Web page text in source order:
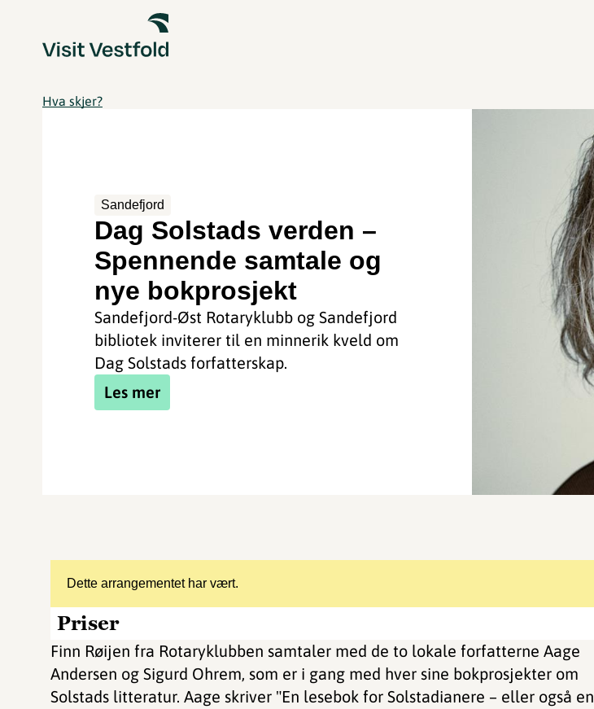
Hva skjer?
Sandefjord
Dag Solstads verden –
Spennende samtale og
nye bokprosjekt
Sandefjord-Øst Rotaryklubb og Sandefjord
bibliotek inviterer til en minnerik kveld om
Dag Solstads forfatterskap.
Les mer
Dette arrangementet har vært.
Priser
Finn Røijen fra Rotaryklubben samtaler med de to lokale forfatterne Aage
Andersen og Sigurd Ohrem, som er i gang med hver sine bokprosjekter om
Solstads litteratur. Aage skriver "En lesebok for Solstadianere – eller også en